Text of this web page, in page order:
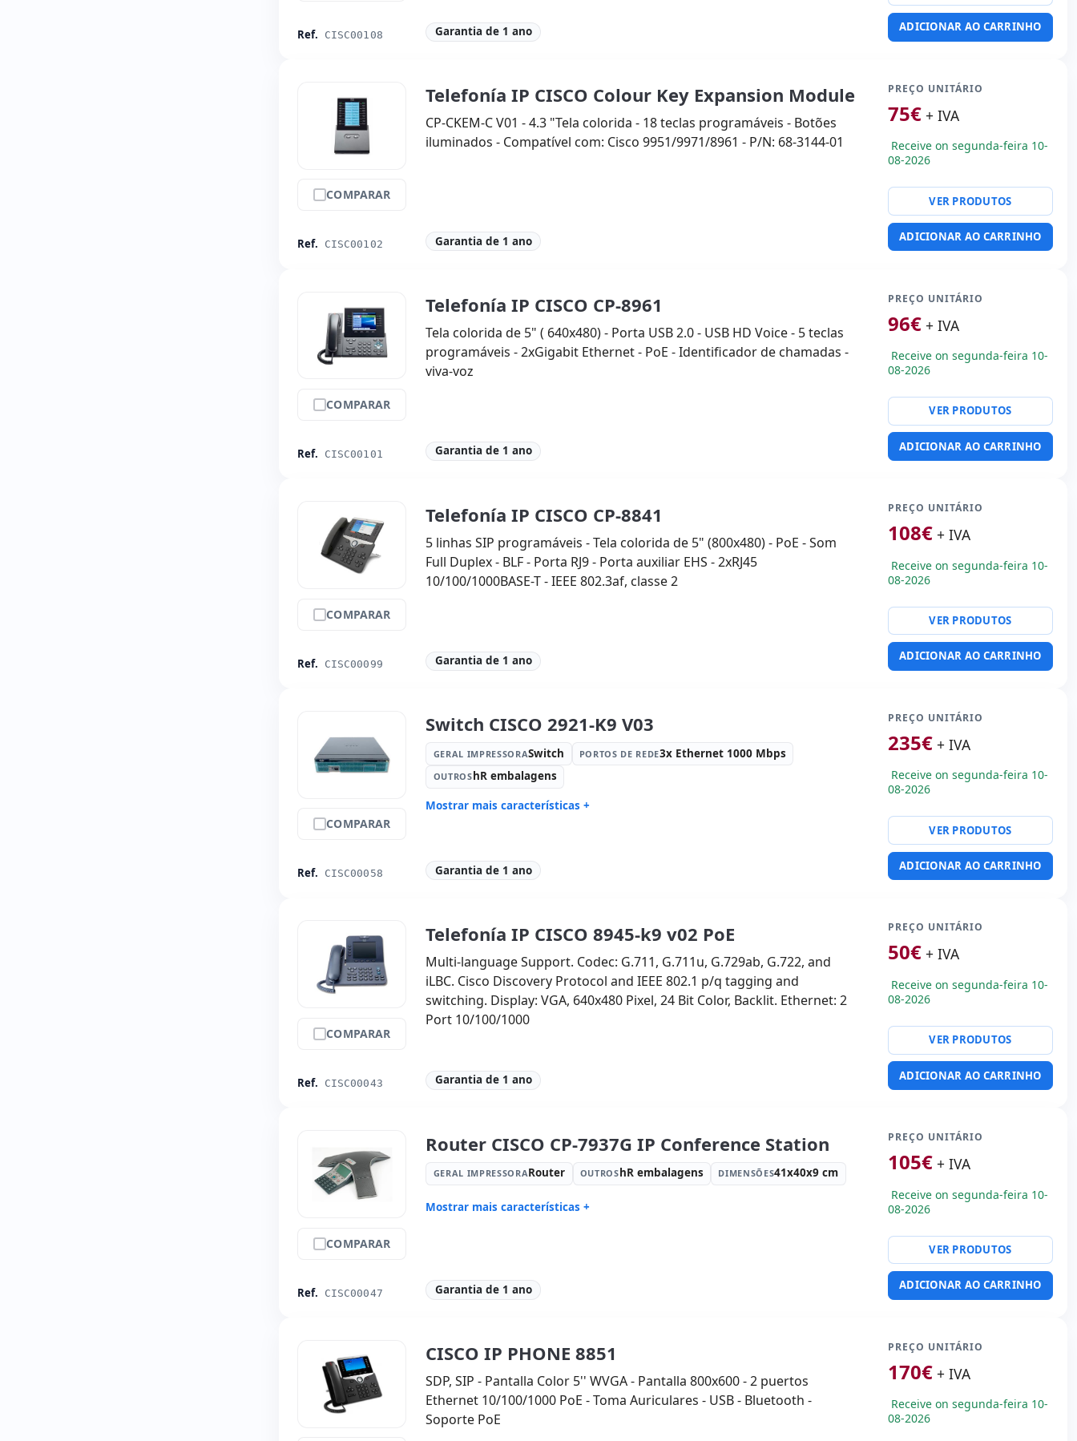
Ref. CISC00108 Garantia de 1 ano ADICIONAR AO CARRINHO
COMPARAR
Ref. CISC00102
Telefonía IP CISCO Colour Key Expansion Module
CP-CKEM-C V01 - 4.3 "Tela colorida - 18 teclas programáveis ​​- Botões
iluminados - Compatível com: Cisco 9951/9971/8961 - P/N: 68-3144-01
Garantia de 1 ano
PREÇO UNITÁRIO
75€ + IVA
Receive on segunda-feira 10-
08-2026
VER PRODUTOS
ADICIONAR AO CARRINHO
COMPARAR
Ref. CISC00101
Telefonía IP CISCO CP-8961
Tela colorida de 5" ( 640x480) - Porta USB 2.0 - USB HD Voice - 5 teclas
programáveis ​​- 2xGigabit Ethernet - PoE - Identificador de chamadas -
viva-voz
Garantia de 1 ano
PREÇO UNITÁRIO
96€ + IVA
Receive on segunda-feira 10-
08-2026
VER PRODUTOS
ADICIONAR AO CARRINHO
COMPARAR
Ref. CISC00099
Telefonía IP CISCO CP-8841
5 linhas SIP programáveis ​​- Tela colorida de 5" (800x480) - PoE - Som
Full Duplex - BLF - Porta RJ9 - Porta auxiliar EHS - 2xRJ45
10/100/1000BASE-T - IEEE 802.3af, classe 2
Garantia de 1 ano
PREÇO UNITÁRIO
108€ + IVA
Receive on segunda-feira 10-
08-2026
VER PRODUTOS
ADICIONAR AO CARRINHO
COMPARAR
Ref. CISC00058
Switch CISCO 2921-K9 V03
GERAL IMPRESSORASwitch PORTOS DE REDE3x Ethernet 1000 Mbps
OUTROS hR embalagens
Mostrar mais características +
Outros: hR embalagens
Peso: 13.50 Kg.
Garantia de 1 ano
PREÇO UNITÁRIO
235€ + IVA
Receive on segunda-feira 10-
08-2026
VER PRODUTOS
ADICIONAR AO CARRINHO
COMPARAR
Ref. CISC00043
Telefonía IP CISCO 8945-k9 v02 PoE
Multi-language Support. Codec: G.711, G.711u, G.729ab, G.722, and
iLBC. Cisco Discovery Protocol and IEEE 802.1 p/q tagging and
switching. Display: VGA, 640x480 Pixel, 24 Bit Color, Backlit. Ethernet: 2
Port 10/100/1000
Garantia de 1 ano
PREÇO UNITÁRIO
50€ + IVA
Receive on segunda-feira 10-
08-2026
VER PRODUTOS
ADICIONAR AO CARRINHO
COMPARAR
Ref. CISC00047
Router CISCO CP-7937G IP Conference Station
GERAL IMPRESSORARouter OUTROShR embalagens DIMENSÕES41x40x9 cm
Mostrar mais características +
Garantia de 1 ano
PREÇO UNITÁRIO
105€ + IVA
Receive on segunda-feira 10-
08-2026
VER PRODUTOS
ADICIONAR AO CARRINHO
CISCO IP PHONE 8851
SDP, SIP - Pantalla Color 5'' WVGA - Pantalla 800x600 - 2 puertos
Ethernet 10/100/1000 PoE - Toma Auriculares - USB - Bluetooth -
Soporte PoE
PREÇO UNITÁRIO
170€ + IVA
Receive on segunda-feira 10-
08-2026